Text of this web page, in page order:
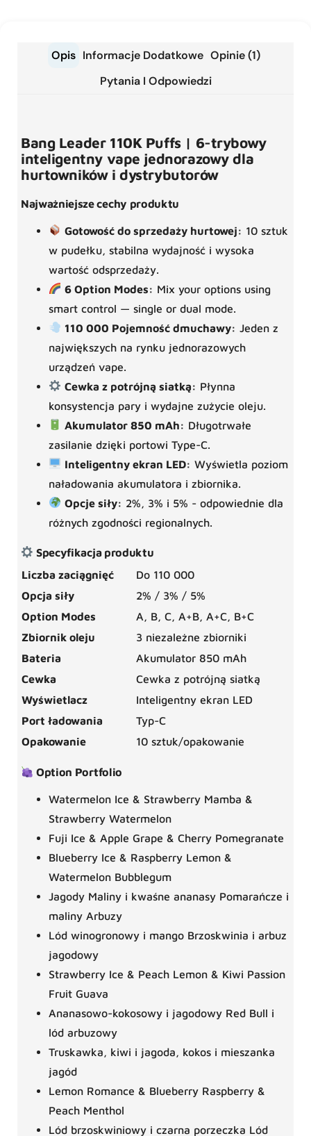
Opis Informacje Dodatkowe Opinie (1)
Pytania I Odpowiedzi
Bang Leader 110K Puffs | 6-trybowy
inteligentny vape jednorazowy dla
hurtowników i dystrybutorów
Najważniejsze cechy produktu
Gotowość do sprzedaży hurtowej: 10 sztuk
w pudełku, stabilna wydajność i wysoka
wartość odsprzedaży.
6 Option Modes: Mix your options using
smart control — single or dual mode.
110 000 Pojemność dmuchawy:
Jeden z
największych na rynku jednorazowych
urządzeń vape.
Cewka z potrójną siatką: Płynna
konsystencja pary i wydajne zużycie oleju.
Akumulator 850 mAh: Długotrwałe
zasilanie dzięki portowi Type-C.
Inteligentny ekran LED: Wyświetla poziom
naładowania akumulatora i zbiornika.
Opcje siły: 2%, 3% i 5% - odpowiednie dla
różnych zgodności regionalnych.
Specyfikacja produktu
Liczba zaciągnięć
Do 110 000
Opcja siły
2% / 3% / 5%
Option Modes
A, B, C, A+B, A+C, B+C
Zbiornik oleju
3 niezależne zbiorniki
Bateria
Akumulator 850 mAh
Cewka
Cewka z potrójną siatką
Wyświetlacz
Inteligentny ekran LED
Port ładowania
Typ-C
Opakowanie
10 sztuk/opakowanie
Option Portfolio
Watermelon Ice & Strawberry Mamba &
Strawberry Watermelon
Fuji Ice & Apple Grape & Cherry Pomegranate
Blueberry Ice & Raspberry Lemon &
Watermelon Bubblegum
Jagody Maliny i kwaśne ananasy Pomarańcze i
maliny Arbuzy
Lód winogronowy i mango Brzoskwinia i arbuz
jagodowy
Strawberry Ice & Peach Lemon & Kiwi Passion
Fruit Guava
Ananasowo-kokosowy i jagodowy Red Bull i
lód arbuzowy
Truskawka, kiwi i jagoda, kokos i mieszanka
jagód
Lemon Romance & Blueberry Raspberry &
Peach Menthol
Lód brzoskwiniowy i czarna porzeczka Lód